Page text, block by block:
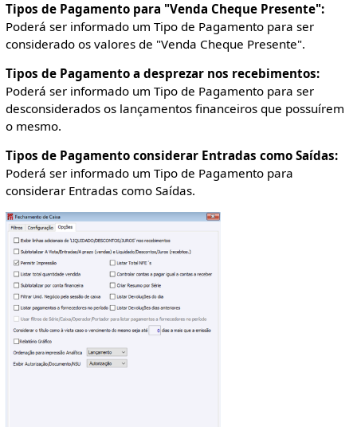
Tipos de Pagamento para "Venda Cheque Presente":
Poderá ser informado um Tipo de Pagamento para ser
considerado os valores de "Venda Cheque Presente".
Tipos de Pagamento a desprezar nos recebimentos:
Poderá ser informado um Tipo de Pagamento para ser
desconsiderados os lançamentos financeiros que possuírem
o mesmo.
Tipos de Pagamento considerar Entradas como Saídas:
Poderá ser informado um Tipo de Pagamento para
considerar Entradas como Saídas.